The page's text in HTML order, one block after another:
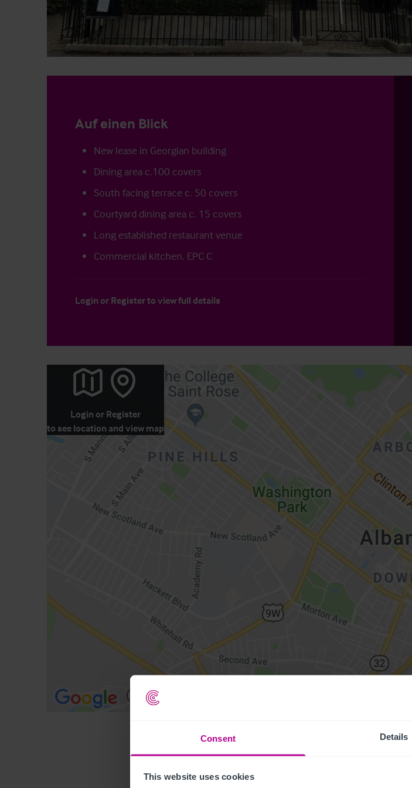
Consent Details
This website uses cookies
Auf einen Blick
New lease in Georgian building
Dining area c.100 covers
South facing terrace c. 50 covers
Courtyard dining area c. 15 covers
Long established restaurant venue
Commercial kitchen. EPC C
Login or Registerto view full details
Login or Register
to see location and view map